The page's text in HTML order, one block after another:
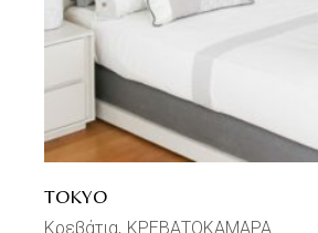
TOKYO
Κρεβάτια ΚΡΕΒΑΤΟΚΑΜΑΡΑ